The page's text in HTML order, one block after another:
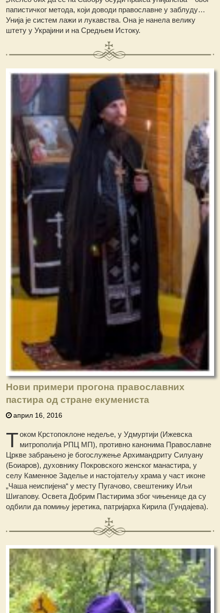
папистичког метода, који доводи православне у заблуду…
Унија је систем лажи и лукавства. Она је нанела велику
штету у Украјини и на Средњем Истоку.
Нови примери прогона православних
пастира од стране екумениста
април 16, 2016
Током Крстопоклоне недеље, у Удмуртији (Ижевска
митрополија РПЦ МП), противно канонима Православне
Цркве забрањено је богослужење Архимандриту Силуану
(Боиаров), духовнику Покровского женског манастира, у
селу Каменное Заделье и настојатељу храма у част иконе
„Чаша неиспијена“ у месту Пугачово, свештенику Иљи
Шигапову. Освета Добрим Пастирима због чињенице да су
одбили да помињу јеретика, патријарха Кирила (Гундајева).